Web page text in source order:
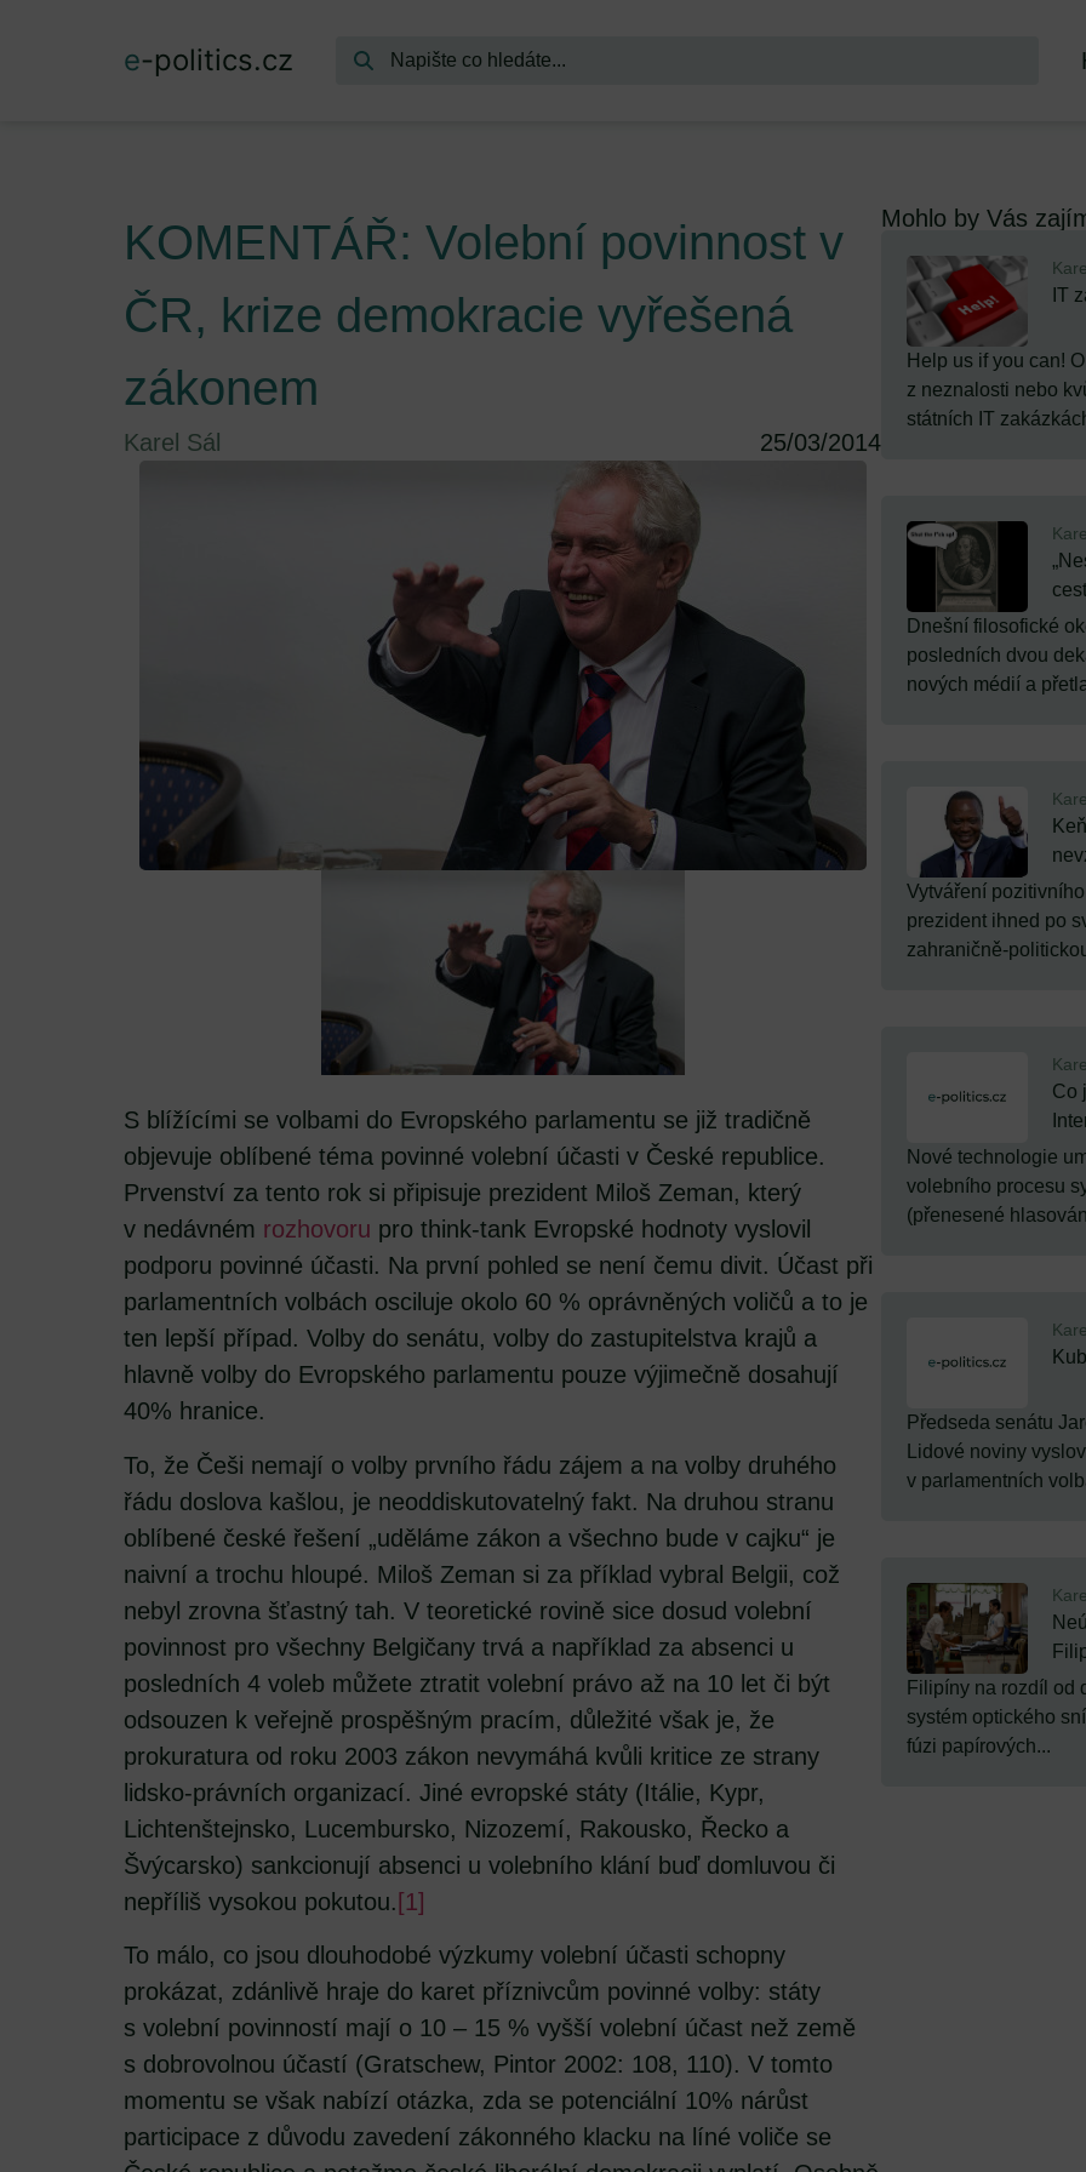
e-politics.cz
KOMENTÁŘ: Volební povinnost v
ČR, krize demokracie vyřešená
zákonem
Karel Sál 25/03/2014
S blížícími se volbami do Evropského parlamentu se již tradičně
objevuje oblíbené téma povinné volební účasti v České republice.
Prvenství za tento rok si připisuje prezident Miloš Zeman, který
v nedávném rozhovoru pro think-tank Evropské hodnoty vyslovil
podporu povinné účasti. Na první pohled se není čemu divit. Účast při
parlamentních volbách osciluje okolo 60 % oprávněných voličů a to je
ten lepší případ. Volby do senátu, volby do zastupitelstva krajů a
hlavně volby do Evropského parlamentu pouze výjimečně dosahují
40% hranice.
To, že Češi nemají o volby prvního řádu zájem a na volby druhého
řádu doslova kašlou, je neoddiskutovatelný fakt. Na druhou stranu
oblíbené české řešení „uděláme zákon a všechno bude v cajku“ je
naivní a trochu hloupé. Miloš Zeman si za příklad vybral Belgii, což
nebyl zrovna šťastný tah. V teoretické rovině sice dosud volební
povinnost pro všechny Belgičany trvá a například za absenci u
posledních 4 voleb můžete ztratit volební právo až na 10 let či být
odsouzen k veřejně prospěšným pracím, důležité však je, že
prokuratura od roku 2003 zákon nevymáhá kvůli kritice ze strany
lidsko-právních organizací. Jiné evropské státy (Itálie, Kypr,
Lichtenštejnsko, Lucembursko, Nizozemí, Rakousko, Řecko a
Švýcarsko) sankcionují absenci u volebního klání buď domluvou či
nepříliš vysokou pokutou. [1]
To málo, co jsou dlouhodobé výzkumy volební účasti schopny
prokázat, zdánlivě hraje do karet příznivcům povinné volby: státy
s volební povinností mají o 10 – 15 % vyšší volební účast než země
s dobrovolnou účastí (Gratschew, Pintor 2002: 108, 110). V tomto
momentu se však nabízí otázka, zda se potenciální 10% nárůst
participace z důvodu zavedení zákonného klacku na líné voliče se
Mohlo by Vás
IT
Help us if you can!
z neznalosti nebo
státních IT
Dnešní filosofické
posledních dvou
nových médií a
Vytváření
prezident ihned po
zahraničně-
Co
Nové technologie
volebního procesu
(přenesené
Předseda senátu
Lidové noviny
v parlamentních
Filipíny na rozdíl od
systém optického
fúzi papírových...